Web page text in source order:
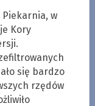
w
Kory
się bardzo
rzędów